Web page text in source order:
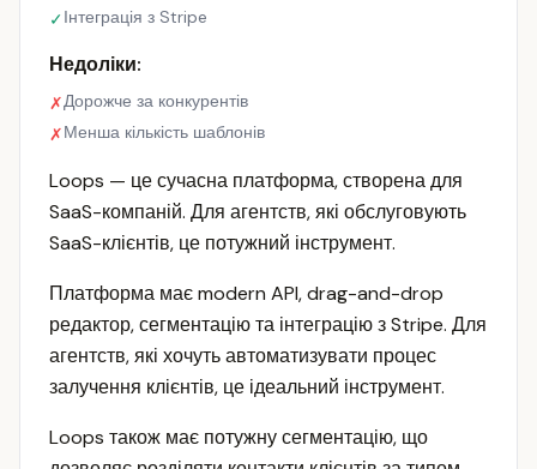
✓Інтеграція з Stripe
Недоліки:
✗Дорожче за конкурентів
✗Менша кількість шаблонів
Loops — це сучасна платформа, створена для
SaaS-компаній. Для агентств, які обслуговують
SaaS-клієнтів, це потужний інструмент.
Платформа має modern API, drag-and-drop
редактор, сегментацію та інтеграцію з Stripe. Для
агентств, які хочуть автоматизувати процес
залучення клієнтів, це ідеальний інструмент.
Loops також має потужну сегментацію, що